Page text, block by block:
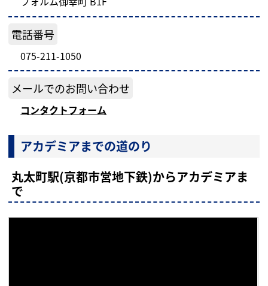
電話番号
075-211-1050
メールでのお問い合わせ
コンタクトフォーム
アカデミアまでの道のり
丸太町駅(京都市営地下鉄)からアカデミアま
で